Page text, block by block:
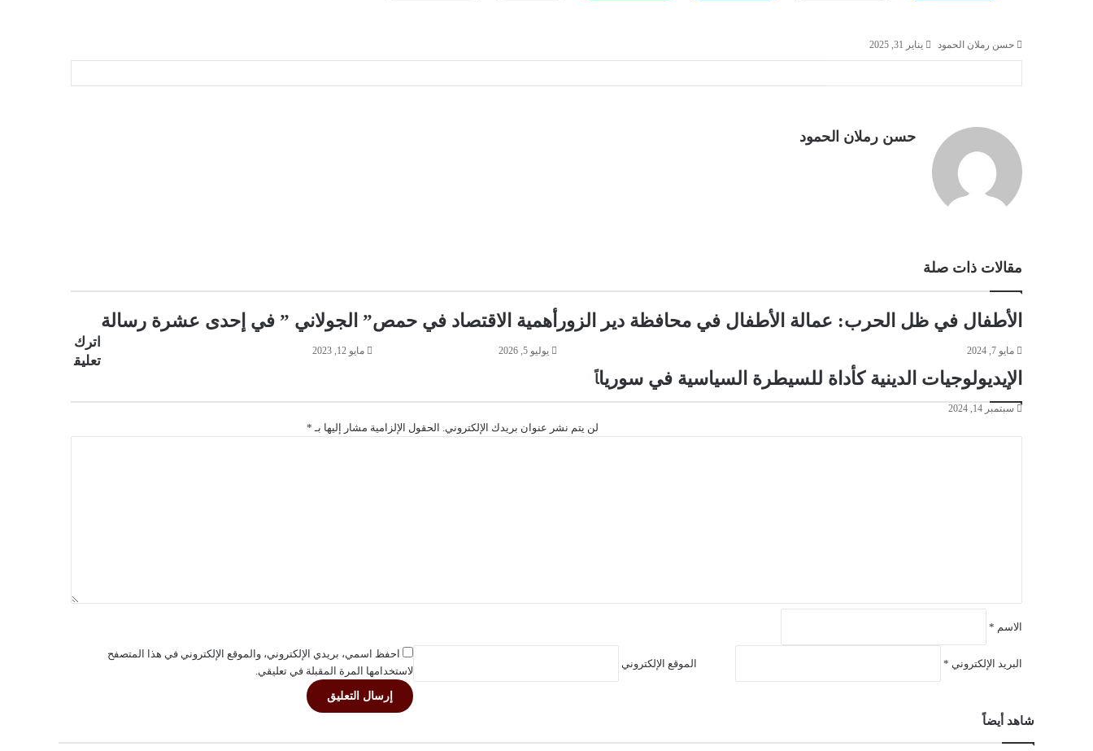
حسن رملان الحمود يناير 31, 2025
حسن رملان الحمود
مقالات ذات صلة
الأطفال في ظل الحرب: عمالة الأطفال في محافظة دير الزور
مايو 7, 2024
أهمية الاقتصاد في حمص
يوليو 5, 2026
” الجولاني ” في إحدى عشرة رسالة
مايو 12, 2023
الإيديولوجيات الدينية كأداة للسيطرة السياسية في سوريا
سبتمبر 14, 2024
اترك
تعليق
اً
لن يتم نشر عنوان بريدك الإلكتروني. الحقول الإلزامية مشار إليها بـ *
الاسم *
البريد الإلكتروني * الموقع الإلكتروني
احفظ اسمي، بريدي الإلكتروني، والموقع الإلكتروني في هذا المتصفح
لاستخدامها المرة المقبلة في تعليقي.
شاهد أيضاً